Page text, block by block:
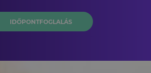
IDŐPONTFOGLALÁS